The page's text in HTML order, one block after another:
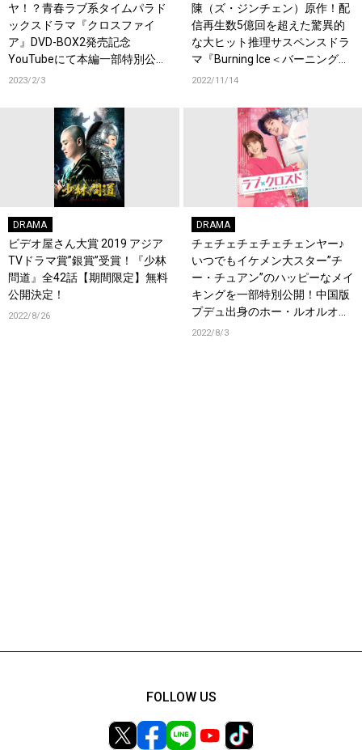
ヤ！？青春ラブ系タイムパラド
ックスドラマ『クロスファイ
ア』DVD-BOX2発売記念
YouTubeにて本編一部特別公開
決定！
2023/2/3
陳（ズ・ジンチェン）原作！配
信再生数5億回を超えた驚異的
な大ヒット推理サスペンスドラ
マ『Burning Ice＜バーニング・
アイス＞―無証之罪―』全12話
2022/11/14
DRAMA
ビデオ屋さん大賞 2019 アジア
TVドラマ賞”銀賞”受賞！『少林
問道』全42話【期間限定】無料
公開決定！
2022/8/26
DRAMA
チェチェチェチェチェンヤー♪
いつでもイケメン大スター”チ
ー・チュアン”のハッピーなメイ
キングを一部特別公開！中国版
プデュ出身のホー・ルオルオ初
主演ラブコメ『ラブ・クロスド
2022/8/3
FOLLOW US